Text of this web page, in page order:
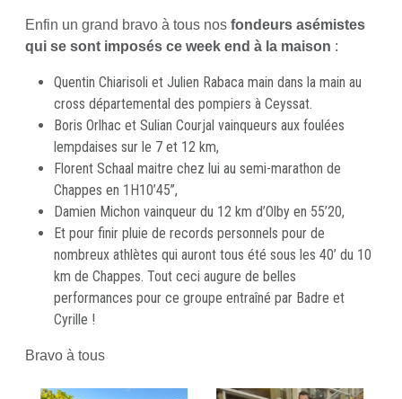
Enfin un grand bravo à tous nos fondeurs asémistes
qui se sont imposés ce week end à la maison :
Quentin Chiarisoli et Julien Rabaca main dans la main au
cross départemental des pompiers à Ceyssat.
Boris Orlhac et Sulian Courjal vainqueurs aux foulées
lempdaises sur le 7 et 12 km,
Florent Schaal maitre chez lui au semi-marathon de
Chappes en 1H10’45’’,
Damien Michon vainqueur du 12 km d’Olby en 55’20,
Et pour finir pluie de records personnels pour de
nombreux athlètes qui auront tous été sous les 40’ du 10
km de Chappes. Tout ceci augure de belles
performances pour ce groupe entraîné par Badre et
Cyrille !
Bravo à tous